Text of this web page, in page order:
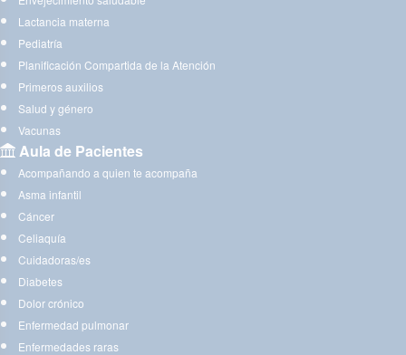
Lactancia materna
Pediatría
Planificación Compartida de la Atención
Primeros auxilios
Salud y género
Vacunas
Aula de Pacientes
Acompañando a quien te acompaña
Asma infantil
Cáncer
Celiaquía
Cuidadoras/es
Diabetes
Dolor crónico
Enfermedad pulmonar
Enfermedades raras